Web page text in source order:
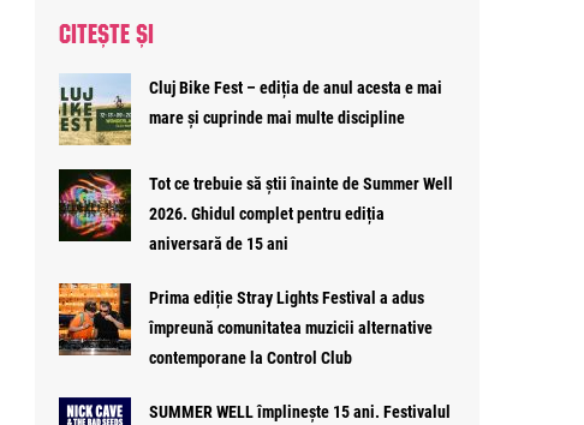
CITEȘTE ȘI
Cluj Bike Fest – ediția de anul acesta e mai
mare și cuprinde mai multe discipline
Tot ce trebuie să știi înainte de Summer Well
2026. Ghidul complet pentru ediția
aniversară de 15 ani
Prima ediție Stray Lights Festival a adus
împreună comunitatea muzicii alternative
contemporane la Control Club
SUMMER WELL împlinește 15 ani. Festivalul